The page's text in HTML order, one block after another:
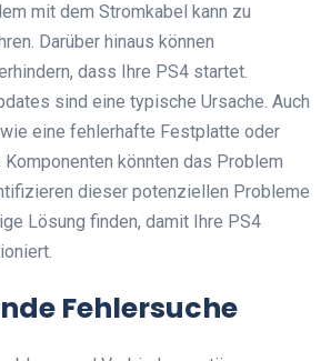
mit dem Stromkabel kann zu
Darüber hinaus können
dass Ihre PS4 startet.
sind eine typische Ursache. Auch
eine fehlerhafte Festplatte oder
könnten das Problem
dieser potenziellen Probleme
Lösung finden, damit Ihre PS4
Fehlersuche